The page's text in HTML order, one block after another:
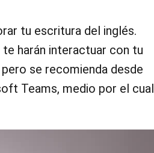
tu escritura del inglés.
harán interactuar con tu
se recomienda desde
Teams, medio por el cual